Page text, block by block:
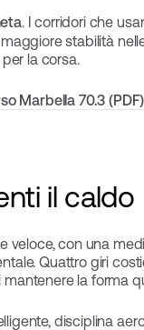
. I corridori che
stabilità
la corsa.
Marbella 70.3 (PDF)
il caldo
veloce, con una
Quattro giri
la forma
disciplina